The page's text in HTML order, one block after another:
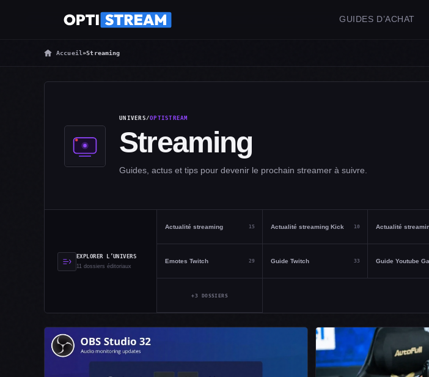
GUIDES D’ACHAT
Accueil »Streaming
UNIVERS/OPTISTREAM
Streaming
Guides, actus et tips pour devenir le prochain streamer à suivre.
EXPLORER L’UNIVERS
11 dossiers éditoriaux
Actualité streaming 15 Actualité streaming Kick 10 Actualité
Emotes Twitch 29 Guide Twitch 33 Guide Youtube
+3 DOSSIERS